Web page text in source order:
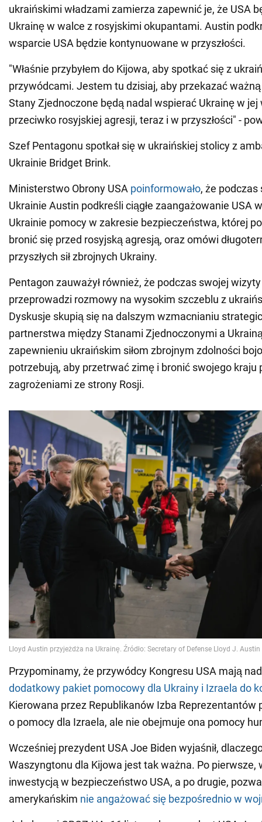
ukraińskimi władzami zamierza zapewnić je, że USA
Ukrainę w walce z rosyjskimi okupantami. Austin
wsparcie USA będzie kontynuowane w przyszłości.
"Właśnie przybyłem do Kijowa, aby spotkać się z
przywódcami. Jestem tu dzisiaj, aby przekazać
Stany Zjednoczone będą nadal wspierać Ukrainę w
przeciwko rosyjskiej agresji, teraz i w przyszłości" -
Szef Pentagonu spotkał się w ukraińskiej stolicy z
Ukrainie Bridget Brink.
Ministerstwo Obrony USA poinformowało, że
Ukrainie Austin podkreśli ciągłe zaangażowanie USA
Ukrainie pomocy w zakresie bezpieczeństwa, której
bronić się przed rosyjską agresją, oraz omówi
przyszłych sił zbrojnych Ukrainy.
Pentagon zauważył również, że podczas swojej
przeprowadzi rozmowy na wysokim szczeblu z
Dyskusje skupią się na dalszym wzmacnianiu
partnerstwa między Stanami Zjednoczonymi a
zapewnieniu ukraińskim siłom zbrojnym zdolności
potrzebują, aby przetrwać zimę i bronić swojego kraju
zagrożeniami ze strony Rosji.
Przypominamy, że przywódcy Kongresu USA mają
dodatkowy pakiet pomocowy dla Ukrainy i Izraela do
Kierowana przez Republikanów Izba Reprezentantów
o pomocy dla Izraela, ale nie obejmuje ona pomocy
Wcześniej prezydent USA Joe Biden wyjaśnił,
Waszyngtonu dla Kijowa jest tak ważna. Po pierwsze,
inwestycją w bezpieczeństwo USA, a po drugie,
amerykańskim nie angażować się bezpośrednio w